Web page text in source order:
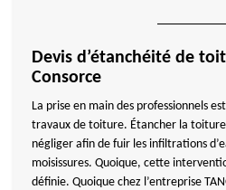
Devis d’étanchéité de
Consorce
La prise en main des professionnels
travaux de toiture. Étancher la toiture
négliger afin de fuir les infiltrations
moisissures. Quoique, cette
définie. Quoique chez l’entreprise